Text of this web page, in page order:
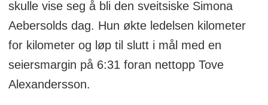
skulle vise seg å bli den sveitsiske Simona
Aebersolds dag. Hun økte ledelsen kilometer
for kilometer og løp til slutt i mål med en
seiersmargin på 6:31 foran nettopp Tove
Alexandersson.